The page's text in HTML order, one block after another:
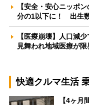
【安全・安心ニッポ
分の1以下に！ 出生
【医療崩壊】人口減
見舞われ地域医療が
快適クルマ生活
【4ヶ月